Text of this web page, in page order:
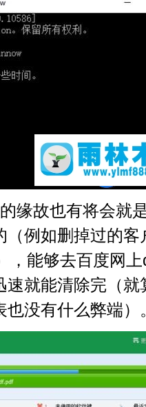
缘故也有将会就
（例如删掉过的
，能够去百度网
速就能清除完（
也没有什么弊端）